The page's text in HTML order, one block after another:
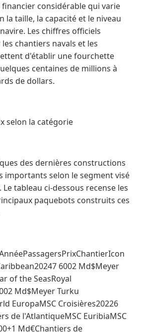
considérable qui varie
la taille, la capacité et le niveau
Les chiffres officiels
chantiers navals et les
d'établir une fourchette
centaines de millions à
de dollars.
selon la catégorie
des dernières constructions
importants selon le segment visé
tableau ci-dessous recense les
paquebots construits ces
6002 Md$Meyer
of the SeasRoyal
Md$Meyer Turku
EuropaMSC Croisières20226
de l'AtlantiqueMSC EuribiaMSC
Md€Chantiers de